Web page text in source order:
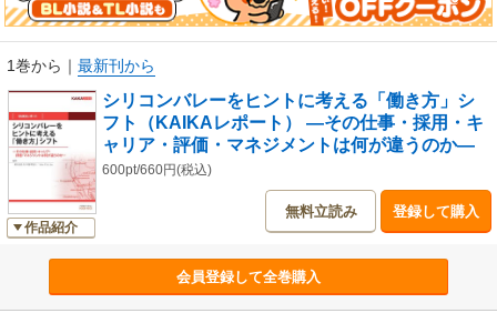
をもたらすかもしれない。
そうした議論が社内に起こることが、組織にとっての「働き方」を見直す
ことへつながるのではないでしょうか。
アメリカ国内でも異色の環境と言われるシリコンバレーには、世界中から
人が集まるゆえに多様な集団が形成され、その意識は常にグローバルへと
向いています。
背景も歴史も異なる日本企業が、仮にその施策や手法を真似たとしてもう
まくいくものではありませんが、「世界をリードする気概で働く」「多様
な」集団の意識・仕組みを理解することで、「働き方」はもとより、そも
そも自社は何を目指して何を変えていくかを改めて問い直すヒントにして
いただければ、と企画しました。
1巻から ｜ 最新刊から
作品紹介
シリコンバレーをヒントに考える「働き方」シ
フト（KAIKAレポート） ―その仕事・採用・キ
ャリア・評価・マネジメントは何が違うのか―
600pt/660円(税込)
無料立読み 登録して購入
会員登録して全巻購入